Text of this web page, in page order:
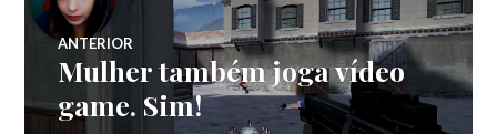
Navegação
de
ANTERIOR
Post
Mulher também joga vídeo
game. Sim!